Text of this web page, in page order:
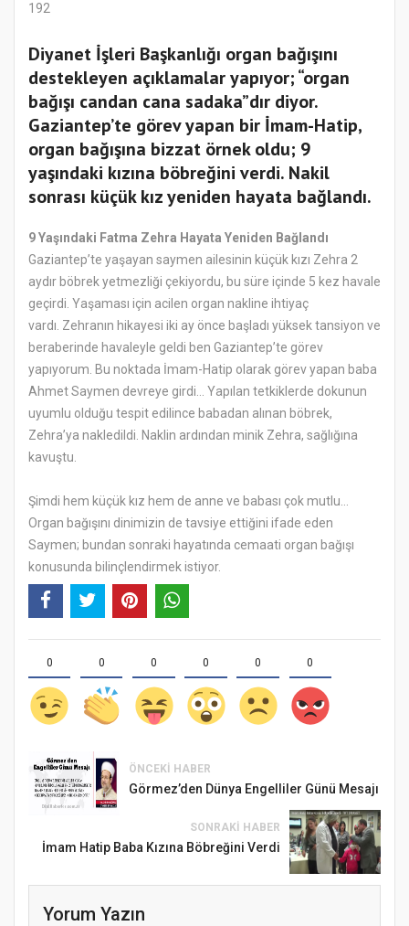
192
Diyanet İşleri Başkanlığı organ bağışını
destekleyen açıklamalar yapıyor; “organ
bağışı candan cana sadaka”dır diyor.
Gaziantep’te görev yapan bir İmam-Hatip,
organ bağışına bizzat örnek oldu; 9
yaşındaki kızına böbreğini verdi. Nakil
sonrası küçük kız yeniden hayata bağlandı.
9 Yaşındaki Fatma Zehra Hayata Yeniden Bağlandı
Gaziantep’te yaşayan saymen ailesinin küçük kızı Zehra 2
aydır böbrek yetmezliği çekiyordu, bu süre içinde 5 kez havale
geçirdi. Yaşaması için acilen organ nakline ihtiyaç
vardı. Zehranın hikayesi iki ay önce başladı yüksek tansiyon ve
beraberinde havaleyle geldi ben Gaziantep’te görev
yapıyorum. Bu noktada İmam-Hatip olarak görev yapan baba
Ahmet Saymen devreye girdi… Yapılan tetkiklerde dokunun
uyumlu olduğu tespit edilince babadan alınan böbrek,
Zehra’ya nakledildi. Naklin ardından minik Zehra, sağlığına
kavuştu.
Şimdi hem küçük kız hem de anne ve babası çok mutlu…
Organ bağışını dinimizin de tavsiye ettiğini ifade eden
Saymen; bundan sonraki hayatında cemaati organ bağışı
konusunda bilinçlendirmek istiyor.
0 0 0 0 0 0
ÖNCEKI HABER
Görmez’den Dünya Engelliler Günü Mesajı
SONRAKI HABER
İmam Hatip Baba Kızına Böbreğini Verdi
Yorum Yazın